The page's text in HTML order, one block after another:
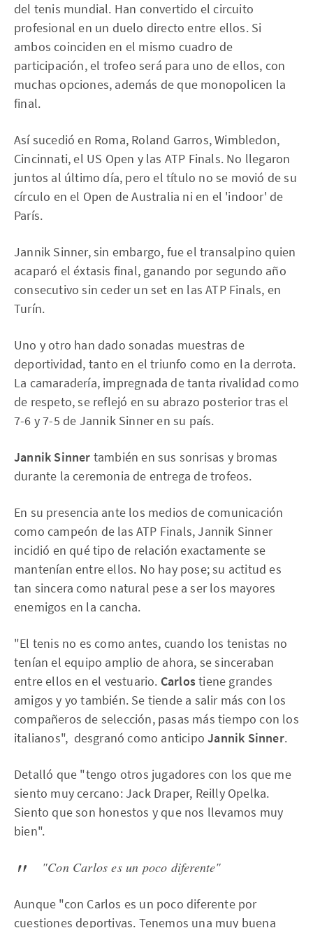
del tenis mundial. Han convertido el circuito
profesional en un duelo directo entre ellos. Si
ambos coinciden en el mismo cuadro de
participación, el trofeo será para uno de ellos, con
muchas opciones, además de que monopolicen la
final.
Así sucedió en Roma, Roland Garros, Wimbledon,
Cincinnati, el US Open y las ATP Finals. No llegaron
juntos al último día, pero el título no se movió de su
círculo en el Open de Australia ni en el 'indoor' de
París.
Jannik Sinner, sin embargo, fue el transalpino quien
acaparó el éxtasis final, ganando por segundo año
consecutivo sin ceder un set en las ATP Finals, en
Turín.
Uno y otro han dado sonadas muestras de
deportividad, tanto en el triunfo como en la derrota.
La camaradería, impregnada de tanta rivalidad como
de respeto, se reflejó en su abrazo posterior tras el
7-6 y 7-5 de Jannik Sinner en su país.
Jannik Sinner también en sus sonrisas y bromas
durante la ceremonia de entrega de trofeos.
En su presencia ante los medios de comunicación
como campeón de las ATP Finals, Jannik Sinner
incidió en qué tipo de relación exactamente se
mantenían entre ellos. No hay pose; su actitud es
tan sincera como natural pese a ser los mayores
enemigos en la cancha.
"El tenis no es como antes, cuando los tenistas no
tenían el equipo amplio de ahora, se sinceraban
entre ellos en el vestuario. Carlostiene grandes
amigos y yo también. Se tiende a salir más con los
compañeros de selección, pasas más tiempo con los
italianos", desgranó como anticipo Jannik Sinner.
Detalló que "tengo otros jugadores con los que me
siento muy cercano: Jack Draper, Reilly Opelka.
Siento que son honestos y que nos llevamos muy
bien".
"Con Carlos es un poco diferente"
Aunque "con Carlos es un poco diferente por
cuestiones deportivas. Tenemos una muy buena